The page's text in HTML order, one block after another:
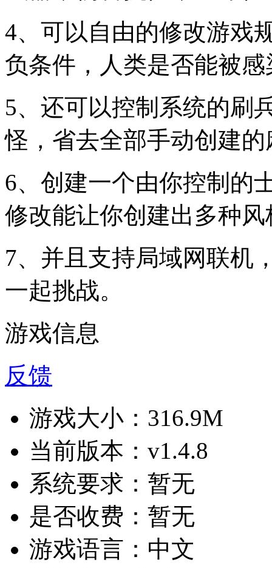
4、可以自由的修改游戏
负条件，人类是否能被感
5、还可以控制系统的刷
怪，省去全部手动创建的
6、创建一个由你控制的
修改能让你创建出多种
7、并且支持局域网联机
一起挑战。
游戏信息
反馈
游戏大小： 316.9M
当前版本： v1.4.8
系统要求： 暂无
是否收费： 暂无
游戏语言： 中文